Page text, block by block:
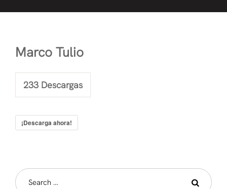
Marco Tulio
233 Descargas
¡Descarga ahora!